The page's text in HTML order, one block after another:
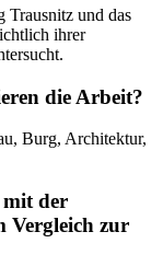
Trausnitz und das
ihrer
die Arbeit?
Burg, Architektur,
mit der
Vergleich zur